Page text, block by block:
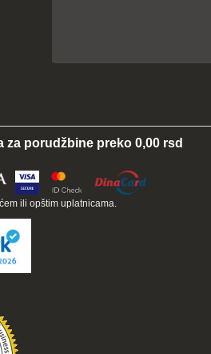
porudžbine preko 0,00 rsd
ili opštim uplatnicama.